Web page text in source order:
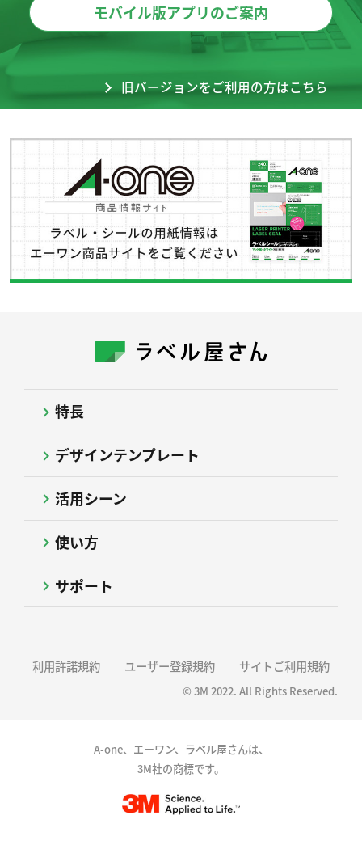
モバイル版アプリのご案内
旧バージョンをご利用の方はこちら
特長
デザインテンプレート
活用シーン
使い方
サポート
利用許諾規約 ユーザー登録規約 サイトご利用規約
© 3M 2022. All Rights Reserved.
A-one、エーワン、ラベル屋さんは、
3M社の商標です。